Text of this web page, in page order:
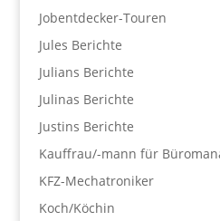
Jobentdecker-Touren
Jules Berichte
Julians Berichte
Julinas Berichte
Justins Berichte
Kauffrau/-mann für
KFZ-Mechatroniker
Koch/Köchin